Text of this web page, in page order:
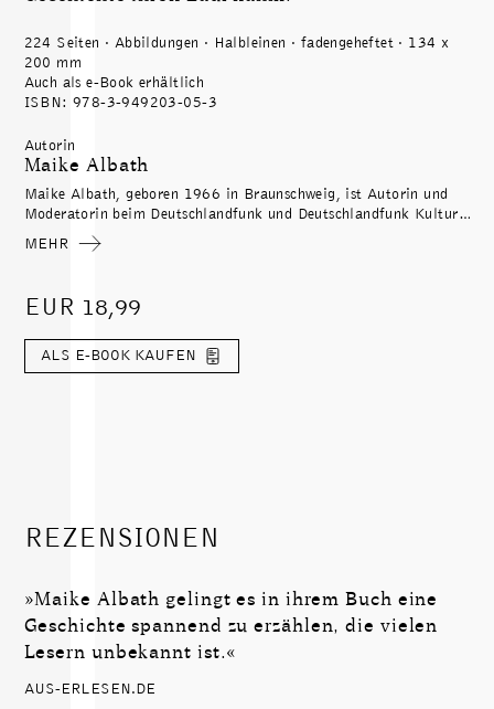
224 Seiten · Abbildungen · Halbleinen · fadengeheftet · 134 x
200 mm
Auch als e-Book erhältlich
ISBN: 978-3-949203-05-3
Autorin
Maike Albath
Maike Albath, geboren 1966 in Braunschweig, ist Autorin und
Moderatorin beim Deutschlandfunk und Deutschlandfunk Kultur
und schreibt u. a. für die »Süddeutsche Zeitung« und »Die Zeit«.
Sie hat mehrere Jahre in Italien verbracht und ist eine der
die Übersetzerbarke. Albath lebt in Berlin.
MEHR
EUR 18,99
ALS E-BOOK KAUFEN
REZENSIONEN
»Maike Albath gelingt es in ihrem Buch eine
Geschichte spannend zu erzählen, die vielen
Lesern unbekannt ist.«
AUS-ERLESEN.DE